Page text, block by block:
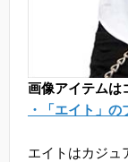
画像アイテムは
・「エイト」
エイトはカジュ